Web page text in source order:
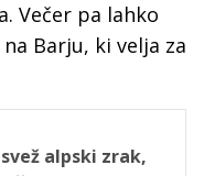
Večer pa lahko
Barju, ki velja za
alpski zrak,